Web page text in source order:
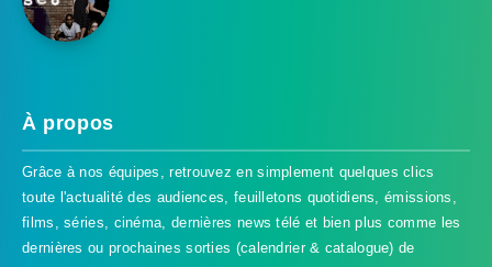
À propos
Grâce à nos équipes, retrouvez en simplement quelques clics
toute l'actualité des audiences, feuilletons quotidiens, émissions,
films, séries, cinéma, dernières news télé et bien plus comme les
dernières ou prochaines sorties (calendrier & catalogue) de